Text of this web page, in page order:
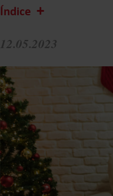
Índice
12.05.2023